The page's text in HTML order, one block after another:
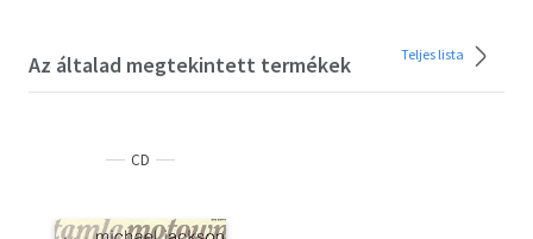
Az általad megtekintett termékek Teljes lista
CD